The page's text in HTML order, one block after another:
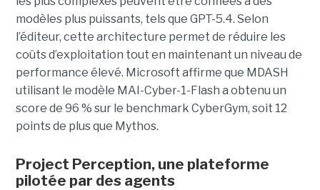
modèles plus puissants, tels que GPT-5.4. Selon
l’éditeur, cette architecture permet de réduire les
coûts d’exploitation tout en maintenant un niveau de
performance élevé. Microsoft affirme que MDASH
utilisant le modèle MAI-Cyber-1-Flash a obtenu un
score de 96 % sur le benchmark CyberGym, soit 12
points de plus que Mythos.
Project Perception, une plateforme
pilotée par des agents